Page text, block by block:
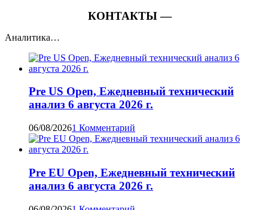
КОНТАКТЫ —
Аналитика…
Pre US Open, Ежедневный технический
анализ 6 августа 2026 г.
06/08/20261 Комментарий
Pre EU Open, Ежедневный технический
анализ 6 августа 2026 г.